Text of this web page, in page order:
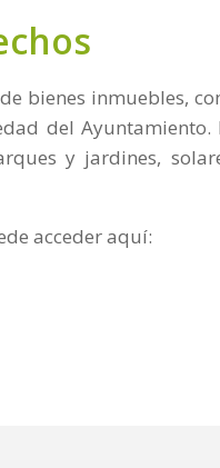
bienes inmuebles,
del Ayuntamiento.
y jardines,
acceder aquí: